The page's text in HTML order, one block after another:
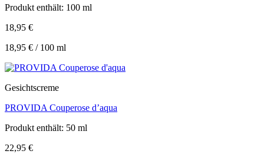
Produkt enthält: 100 ml
18,95 €
18,95 € / 100 ml
Gesichtscreme
PROVIDA Couperose d’aqua
Produkt enthält: 50 ml
22,95 €